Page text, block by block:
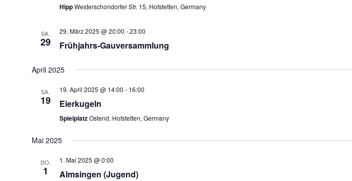
HippWesterschondorfer Str. 15, Hofstetten, Germany
SA.
29
29. März 2025 @ 20:00 -23:00
Frühjahrs-Gauversammlung
April 2025
SA.
19
19. April 2025 @ 14:00 - 16:00
Eierkugeln
SpielplatzOstend, Hofstetten, Germany
Mai 2025
DO.
1
1. Mai 2025 @ 0:00
Almsingen (Jugend)